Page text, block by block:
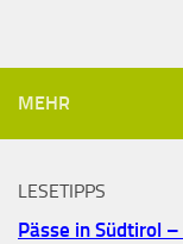
MEHR
LESETIPPS
Pässe in Südtirol